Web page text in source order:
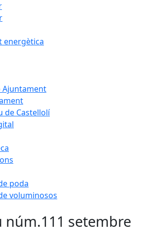
energètica
Ajuntament
de Castellolí
poda
voluminosos
setembre